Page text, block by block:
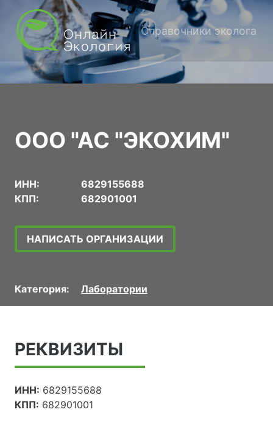
Справочники эколога
ООО "АС "ЭКОХИМ"
ИНН:
6829155688
КПП:
682901001
НАПИСАТЬ ОРГАНИЗАЦИИ
Категория: Лаборатории
РЕКВИЗИТЫ
ИНН: 6829155688
КПП: 682901001